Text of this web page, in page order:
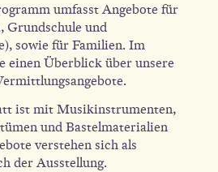
umfasst Angebote für
Grundschule und
sowie für Familien. Im
einen Überblick über unsere
ist mit Musikinstrumenten,
und Bastelmaterialien
verstehen sich als
der Ausstellung.